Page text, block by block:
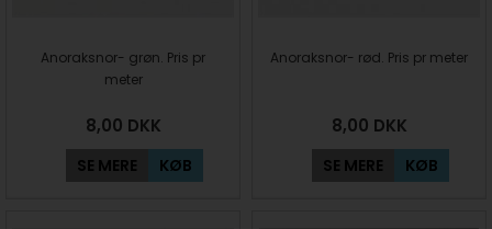
Anoraksnor- grøn. Pris pr
meter
8,00 DKK
SE MERE KØB
Anoraksnor- rød. Pris pr meter
8,00 DKK
SE MERE KØB